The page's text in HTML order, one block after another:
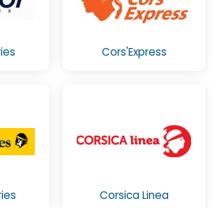
Cors'Express
Corsica Linea